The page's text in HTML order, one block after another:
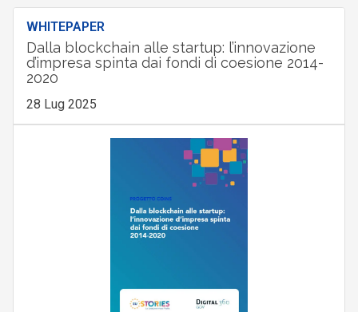
WHITEPAPER
Dalla blockchain alle startup: l’innovazione
d’impresa spinta dai fondi di coesione 2014-
2020
28 Lug 2025